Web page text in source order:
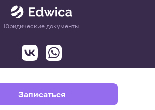
Записаться
Юридические документы